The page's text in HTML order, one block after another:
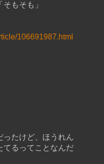
もそも」
106691987.html
ったけど、ほうれん
てるってことなんだ